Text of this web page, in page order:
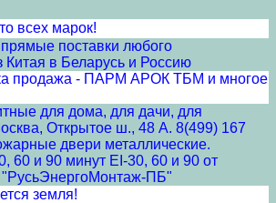
всех марок!
поставки любого
Китая в Беларусь и Россию
продажа - ПАРМ АРОК ТБМ и многое
для дома, для дачи, для
Открытое ш., 48 А. 8(499) 167
двери металлические.
60 и 90 минут EI-30, 60 и 90 от
"РусьЭнергоМонтаж-ПБ"
земля!